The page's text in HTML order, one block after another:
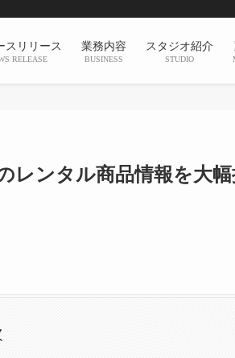
スリリース
RELEASE
業務内容
BUSINESS
スタジオ紹介
STUDIO
レンタル商品情報を大